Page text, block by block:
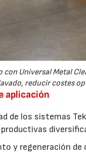
con Universal Metal
reducir costes
aplicación
de los sistemas
y regeneración de